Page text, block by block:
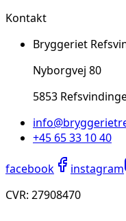
Kontakt
Bryggeriet
Nyborgvej 80
5853
+45 65 33 10 40
facebook instagram
CVR: ​27908470